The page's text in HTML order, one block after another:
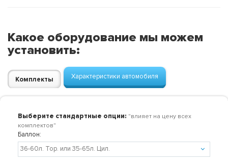
Какое оборудование мы можем
установить:
Комплекты Характеристики автомобиля
Выберите стандартные опции: "влияет на цену всех
комплектов"
Баллон: